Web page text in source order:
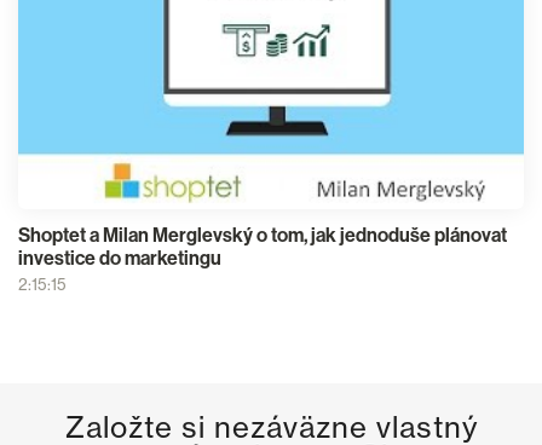
Shoptet a Milan Merglevský o tom, jak jednoduše plánovat
investice do marketingu
2:15:15
Založte si nezáväzne vlastný